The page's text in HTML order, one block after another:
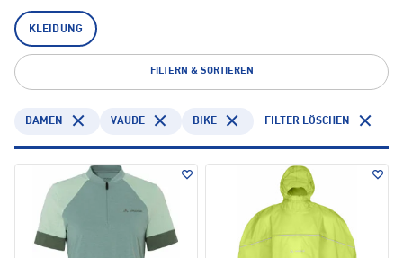
KLEIDUNG
FILTERN & SORTIEREN
DAMEN VAUDE BIKE FILTER LÖSCHEN